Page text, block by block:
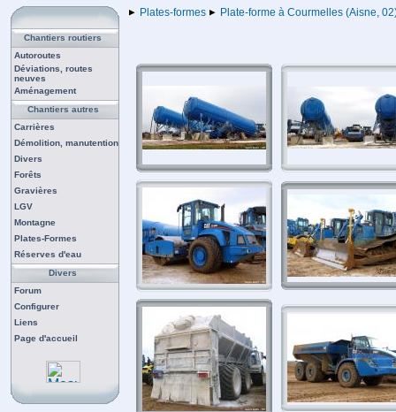
Chantiers routiers
Autoroutes
Déviations, routes
neuves
Aménagement
Chantiers autres
Carrières
Démolition, manutention
Divers
Forêts
Gravières
LGV
Montagne
Plates-Formes
Réserves d'eau
Divers
Forum
Configurer
Liens
Page d'accueil
Plates-formes Plate-forme à Courmelles (Aisne,